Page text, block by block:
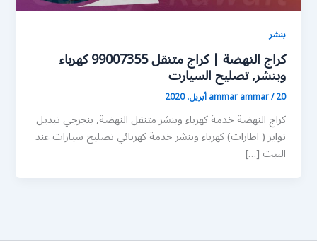
بنشر
كراج النهضة | كراج متنقل 99007355 كهرباء
وبنشر, تصليح السيارت
ammar ammar/20 أبريل، 2020
كراج النهضة خدمة كهرباء وبنشر متنقل النهضة, بنجرجي تبديل
تواير ( اطارات) كهرباء وبنشر خدمة كهربائي تصليح سيارات عند
البيت […]